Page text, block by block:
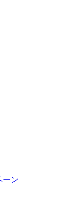
ーン